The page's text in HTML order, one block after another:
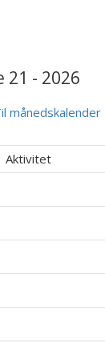
- 2026
månedskalender
Aktivitet